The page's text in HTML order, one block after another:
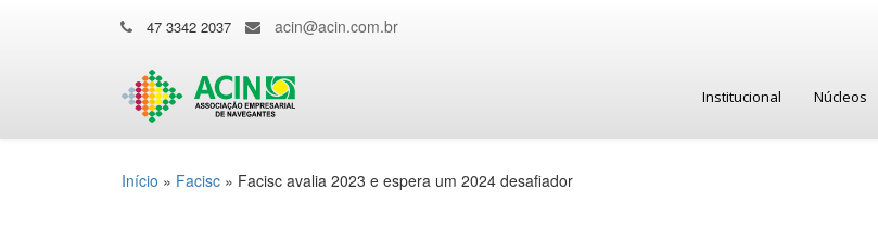
47 3342 2037 acin@acin.com.br
Institucional Núcleos
Início » Facisc » Facisc avalia 2023 e espera um 2024 desafiador